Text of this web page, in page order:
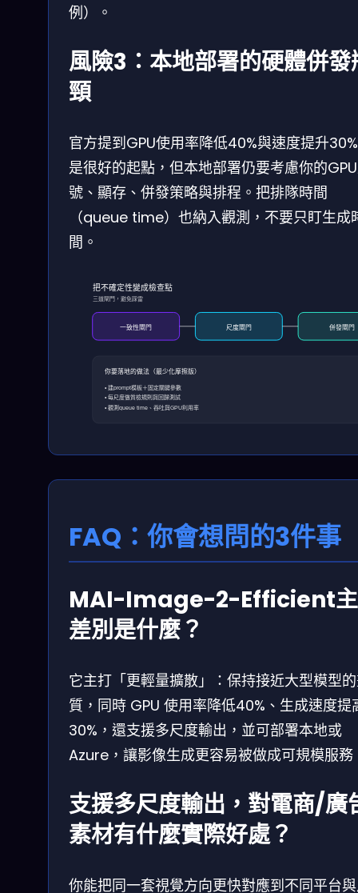
例）。
風險3：本地部署的硬體併發
頸
官方提到GPU使用率降低40%與速度提升
是很好的起點，但本地部署仍要考慮你的
號、顯存、併發策略與排程。把排隊時間
（queue time）也納入觀測，不要只盯生成
間。
把不確定性變成檢查點
三道閘門，避免踩雷
一致性閘門 尺度閘門 併發閘門
你要落地的做法（最少化摩擦版）
• 建prompt模板＋固定關鍵參數
• 每尺度做質檢規則與回歸測試
• 觀測queue time、吞吐與GPU利用率
FAQ：你會想問的3件事
MAI-Image-2-Efficient
差別是什麼？
它主打「更輕量擴散」：保持接近大型模型
質，同時 GPU 使用率降低40%、生成速度提
30%，還支援多尺度輸出，並可部署本地或
Azure，讓影像生成更容易被做成可規模服務
支援多尺度輸出，對電商/廣
素材有什麼實際好處？
你能把同一套視覺方向更快對應到不同平台